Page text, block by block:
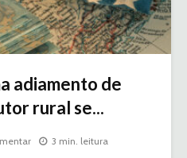
adiamento de
rural se...
3 min. leitura